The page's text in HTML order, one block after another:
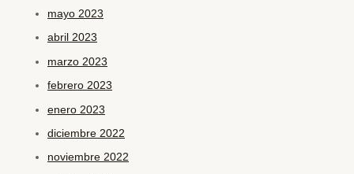
mayo 2023
abril 2023
marzo 2023
febrero 2023
enero 2023
diciembre 2022
noviembre 2022